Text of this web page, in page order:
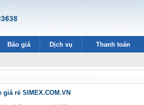
Báo giá Dịch vụ Thanh toán
rẻ SIMEX.COM.VN